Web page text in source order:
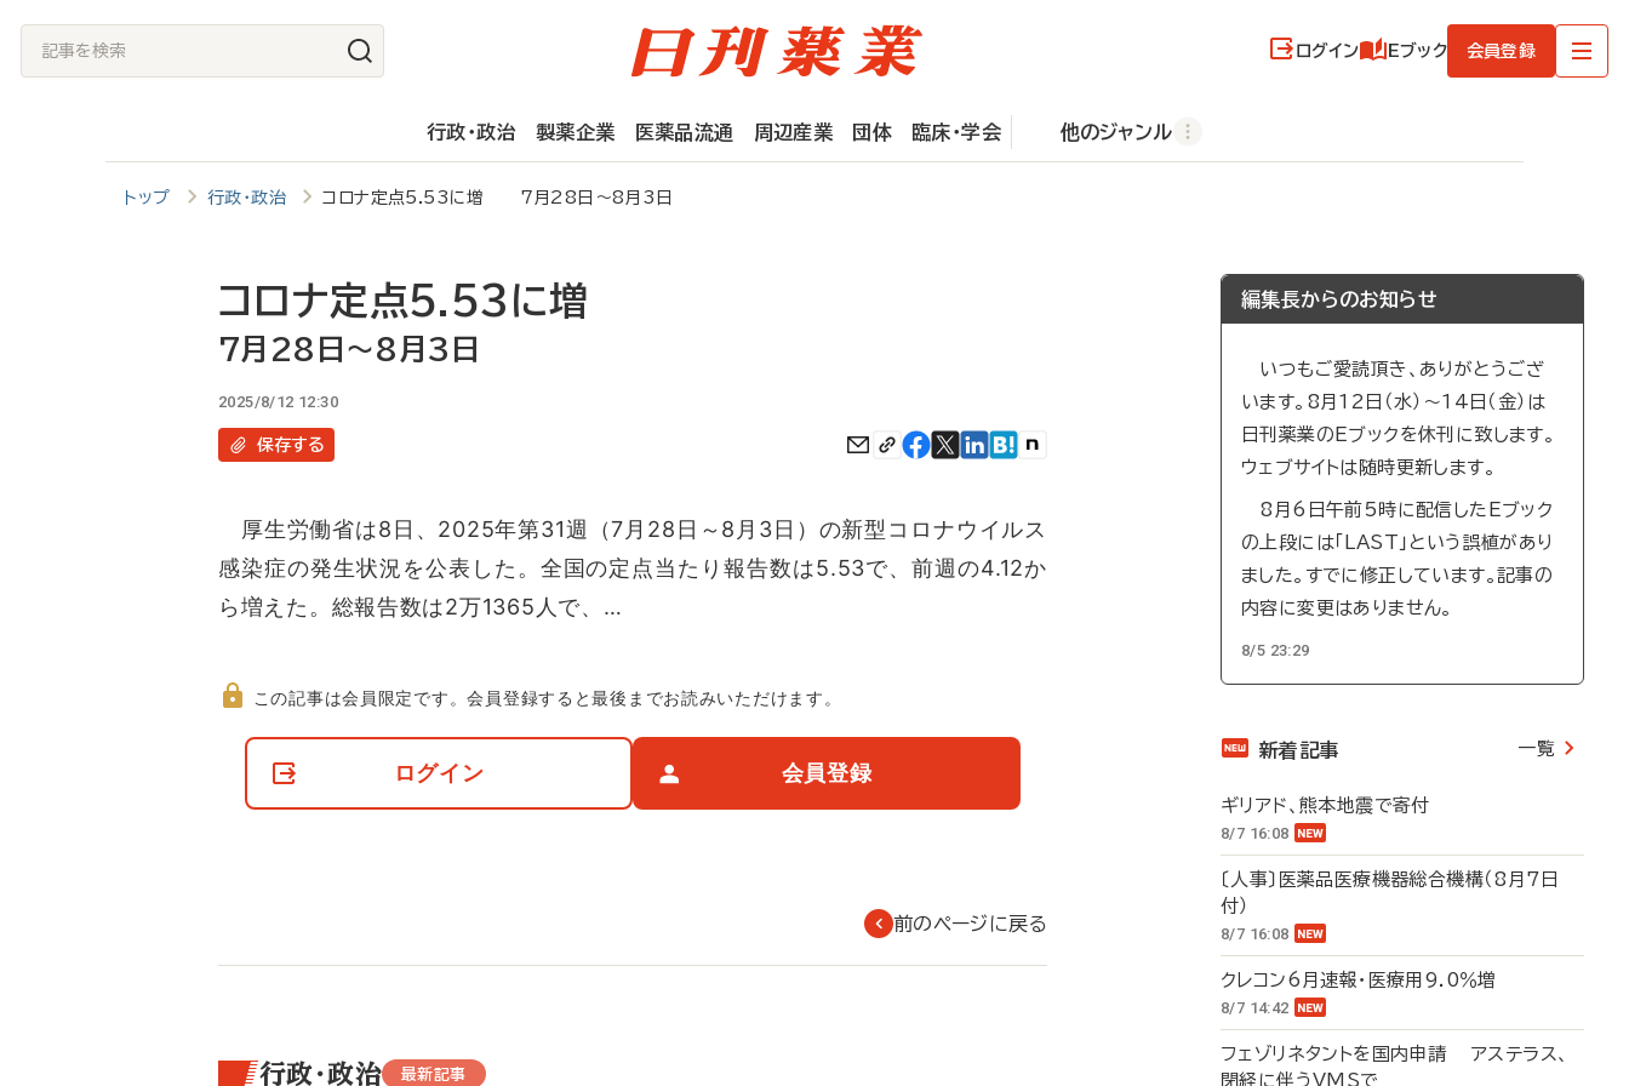
記
事
ログイン Eブック 会員登録
行政・政治 製薬企業 医薬品流通 周辺産業 団体 臨床・学会 他のジャンル
トップ 行政・政治 コロナ定点5.53に増 7月28日～8月3日
コロナ定点5.53に増
7月28日～8月3日
2025/8/12 12:30
保存する
厚生労働省は8日、2025年第31週（7月28日～8月3日）の新型コロナウイルス
感染症の発生状況を公表した。全国の定点当たり報告数は5.53で、前週の4.12か
ら増えた。総報告数は2万1365人で、…
て
この記事は会員限定です。会員登録すると最後までお読みいただけます。
ログイン 会員登録
前のページに戻る
行政・政治 最新記事
編集長からのお知らせ
いつもご愛読頂き、ありがとうござ
います。8月12日（水）～14日（金）は
日刊薬業のEブックを休刊に致します。
ウェブサイトは随時更新します。
8月6日午前5時に配信したEブック
の上段には「LAST」という誤植があり
ました。すでに修正しています。記事の
内容に変更はありません。
8/5 23:29
新着記事 一覧
ギリアド、熊本地震で寄付
8/7 16:08
〔人事〕医薬品医療機器総合機構（8月7日
付）
8/7 16:08
クレコン6月速報・医療用9.0％増
8/7 14:42
フェゾリネタントを国内申請 アステラス、
閉経に伴うVMSで